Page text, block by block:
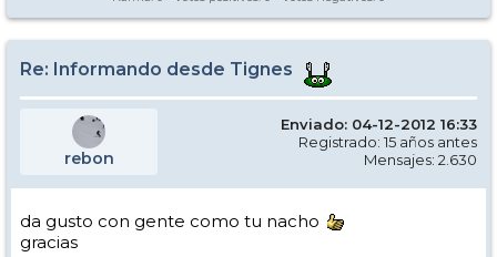
Re: Informando desde Tignes
rebon
Enviado: 04-12-2012 16:33
Registrado: 15 años antes
Mensajes: 2.630
da gusto con gente como tu nacho
gracias